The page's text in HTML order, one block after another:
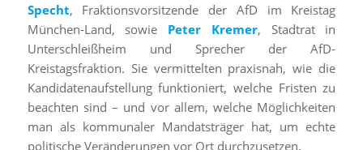
Specht, Fraktionsvorsitzende der AfD im Kreistag
München-Land, sowie Peter Kremer, Stadtrat in
Unterschleißheim und Sprecher der AfD-
Kreistagsfraktion. Sie vermittelten praxisnah, wie die
Kandidatenaufstellung funktioniert, welche Fristen zu
beachten sind – und vor allem, welche Möglichkeiten
man als kommunaler Mandatsträger hat, um echte
politische Veränderungen vor Ort durchzusetzen.